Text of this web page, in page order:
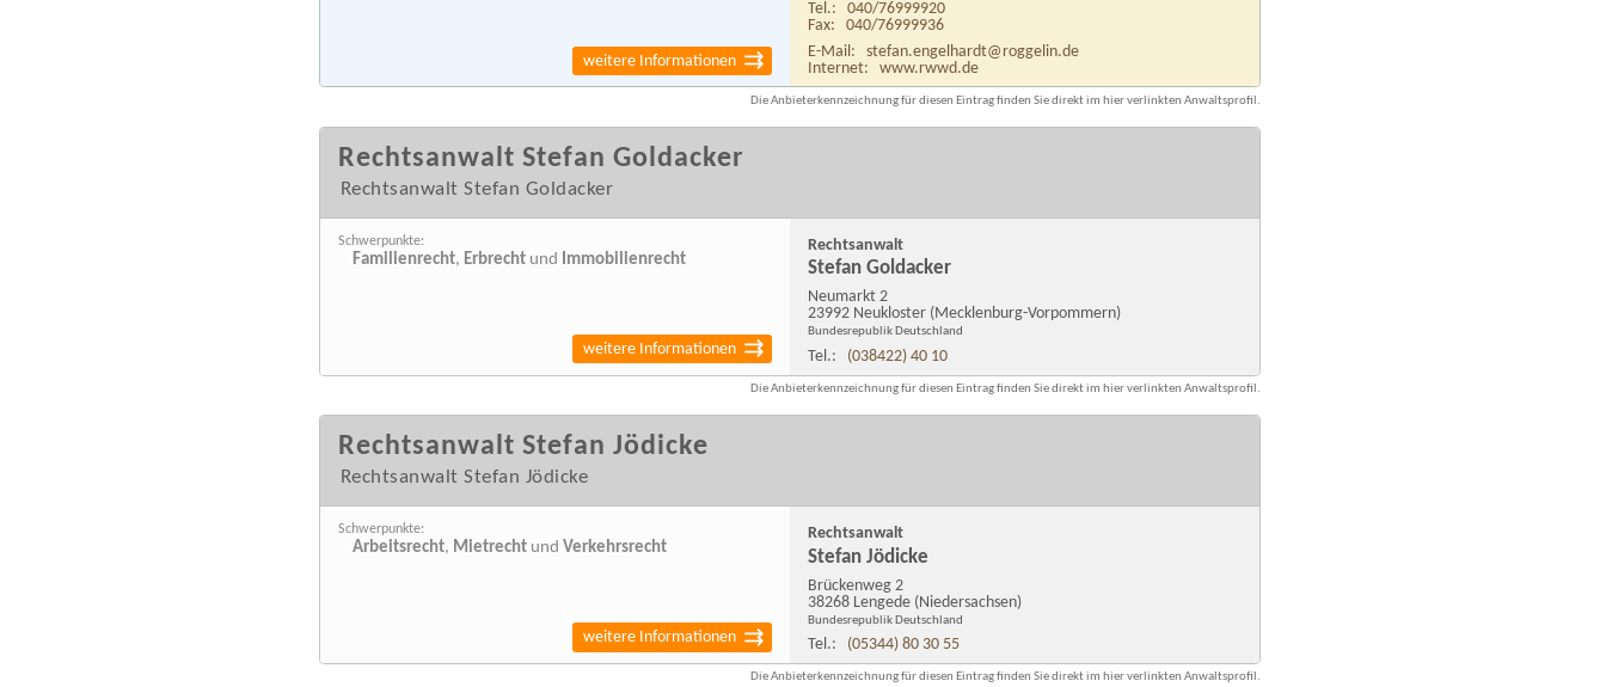
Tel.:
040/76999920
Fax:
040/76999936
E-Mail:
stefan.engelhardt@roggelin.de
Internet:
www.rwwd.de
weitere Informationen
Die Anbieterkennzeichnung für diesen Eintrag finden Sie direkt im hier verlinkten Anwaltsprofil.
Rechtsanwalt Stefan Goldacker
Rechtsanwalt Stefan Goldacker
Rechtsanwalt
Stefan Goldacker
Neumarkt 2
23992 Neukloster (Mecklenburg-Vorpommern)
Bundesrepublik Deutschland
Tel.: (038422) 40 10
Schwerpunkte:
Familienrecht, Erbrecht und Immobilienrecht
weitere Informationen
Die Anbieterkennzeichnung für diesen Eintrag finden Sie direkt im hier verlinkten Anwaltsprofil.
Rechtsanwalt Stefan Jödicke
Rechtsanwalt Stefan Jödicke
Rechtsanwalt
Stefan Jödicke
Brückenweg 2
38268 Lengede (Niedersachsen)
Bundesrepublik Deutschland
Tel.: (05344) 80 30 55
Schwerpunkte:
Arbeitsrecht, Mietrecht und Verkehrsrecht
weitere Informationen
Die Anbieterkennzeichnung für diesen Eintrag finden Sie direkt im hier verlinkten Anwaltsprofil.